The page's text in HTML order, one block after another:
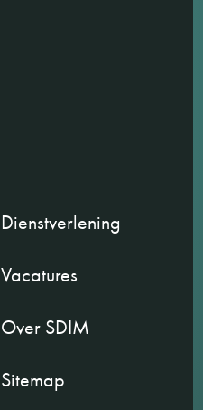
Dienstverlening
Vacatures
Over SDIM
Sitemap